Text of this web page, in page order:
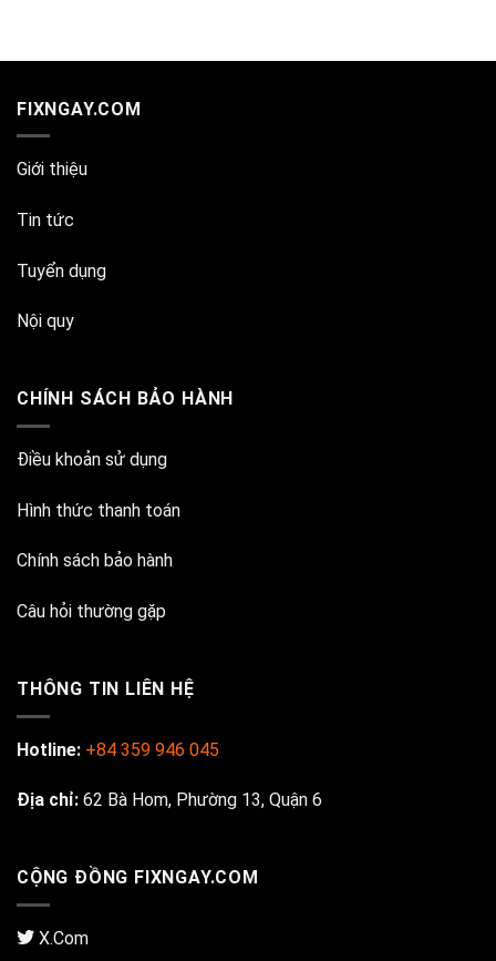
FIXNGAY.COM
Giới thiệu
Tin tức
Tuyển dụng
Nội quy
CHÍNH SÁCH BẢO HÀNH
Điều khoản sử dụng
Hình thức thanh toán
Chính sách bảo hành
Câu hỏi thường gặp
THÔNG TIN LIÊN HỆ
Hotline: +84 359 946 045
Địa chỉ: 62 Bà Hom, Phường 13, Quận 6
CỘNG ĐỒNG FIXNGAY.COM
X.Com